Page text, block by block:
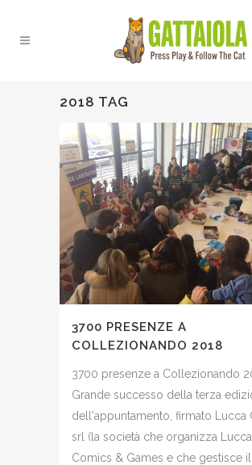
2018 TAG
3700 PRESENZE A
COLLEZIONANDO 2018
3700 presenze a Collezionando
Grande successo della terza
dell'appuntamento, firmato Lucca
srl (la società che organizza Lucca
Comics & Games e che gestisce